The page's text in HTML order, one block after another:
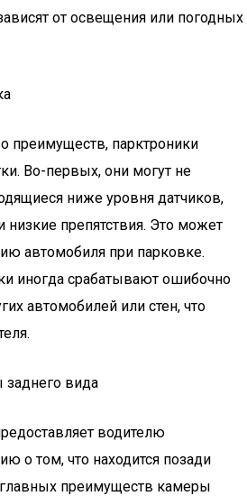
от освещения или погодных
преимуществ, парктроники
Во-первых, они могут не
ниже уровня датчиков,
препятствия. Это может
автомобиля при парковке.
иногда срабатывают ошибочно
автомобилей или стен, что
вида
водителю
о том, что находится позади
преимуществ камеры